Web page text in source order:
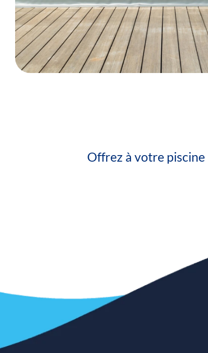
Offrez à votre piscine